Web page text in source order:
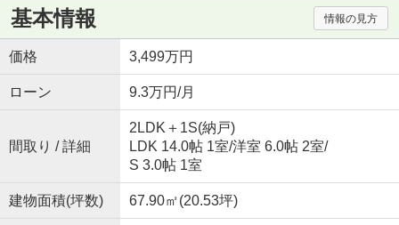
基本情報 情報の見方
価格 3,499万円
ローン 9.3万円/月
間取り / 詳細
2LDK＋1S(納戸)
LDK 14.0帖 1室/洋室 6.0帖 2室/
S 3.0帖 1室
建物面積(坪数) 67.90㎡(20.53坪)